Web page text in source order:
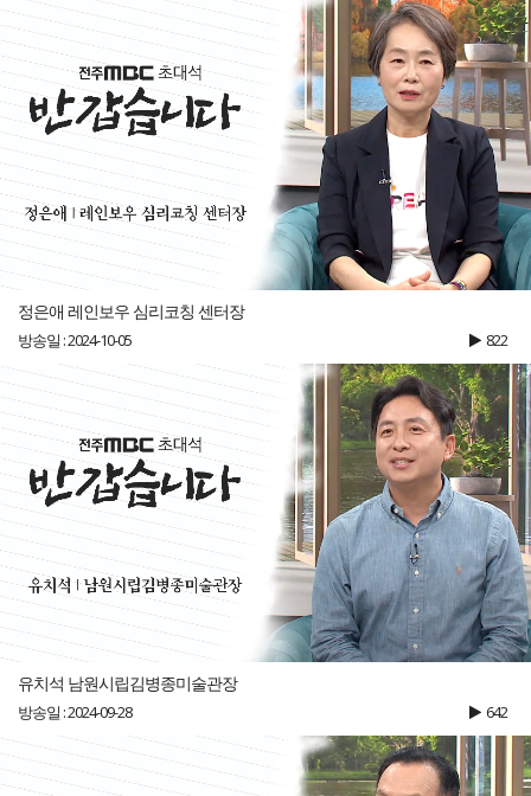
정은애 레인보우 심리코칭 센터장
방송일 : 2024-10-05 822
유치석 남원시립김병종미술관장
방송일 : 2024-09-28 642